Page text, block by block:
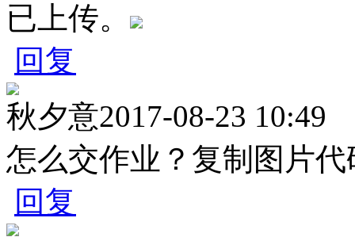
已上传。
回复
秋夕意2017-08-23 10:49
怎么交作业？复制图片
回复